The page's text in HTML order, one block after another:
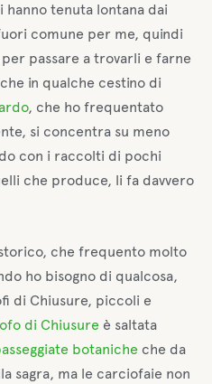
tenuta lontana dai
comune per me, quindi
passare a trovarli e farne
in qualche cestino di
, che ho frequentato
si concentra su meno
con i raccolti di pochi
che produce, li fa davvero
che frequento molto
ho bisogno di qualcosa,
di Chiusure, piccoli e
di Chiusure è saltata
botaniche che da
sagra, ma le carciofaie non